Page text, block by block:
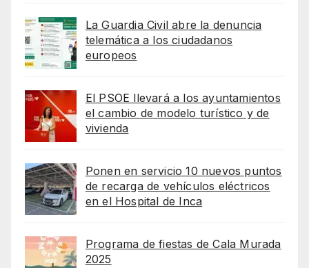
La Guardia Civil abre la denuncia
telemática a los ciudadanos
europeos
El PSOE llevará a los ayuntamientos
el cambio de modelo turístico y de
vivienda
Ponen en servicio 10 nuevos puntos
de recarga de vehículos eléctricos
en el Hospital de Inca
Programa de fiestas de Cala Murada
2025